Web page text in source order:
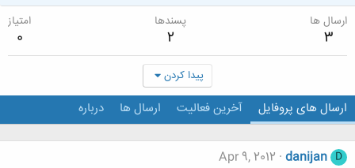
ارسال ها
3
پسندها
2
امتیاز
0
پیدا کردن
ارسال های پروفایل آخرین فعالیت ارسال ها درباره
D
danijan
Apr 9, 2012